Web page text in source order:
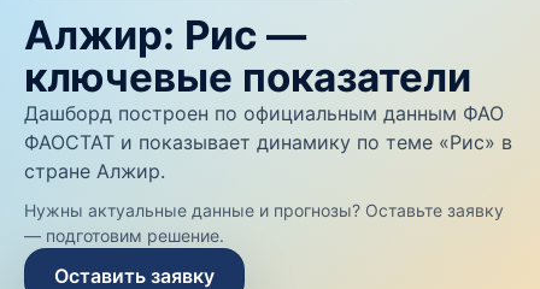
Алжир: Рис —
ключевые показатели
Дашборд построен по официальным данным ФАО
ФАОСТАТ и показывает динамику по теме «Рис» в
стране Алжир.
Нужны актуальные данные и прогнозы? Оставьте заявку
— подготовим решение.
Оставить заявку